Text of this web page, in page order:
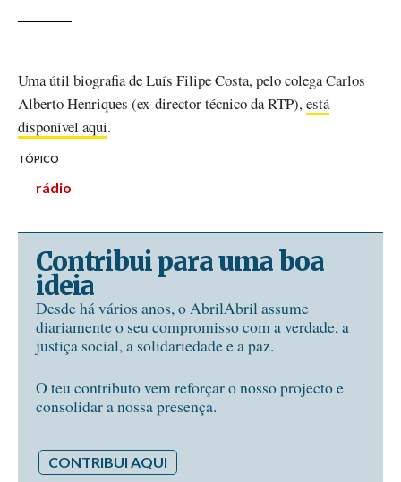
Uma útil biografia de Luís Filipe Costa, pelo colega Carlos
Alberto Henriques (ex-director técnico da RTP),está
disponível aqui.
TÓPICO
rádio
Contribui para uma boa
ideia
Desde há vários anos, o AbrilAbril assume
diariamente o seu compromisso com a verdade, a
justiça social, a solidariedade e a paz.
O teu contributo vem reforçar o nosso projecto e
consolidar a nossa presença.
CONTRIBUI AQUI